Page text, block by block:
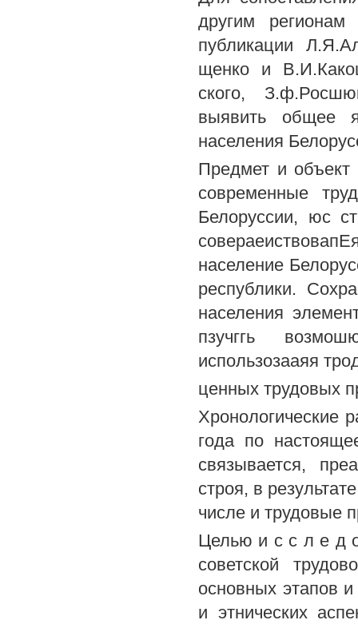
другим
публикации
щенко и
ского,
выявить общее
населения
Предмет и объект
современные
Белоруссии, юс
население
республики.
населения
пзучггь
использозааяя
ценных трудовых
Хронологические
года по
связывается,
строя, в
числе и трудовые
Целью и с с л е д
советской
основных этапов
и этнических